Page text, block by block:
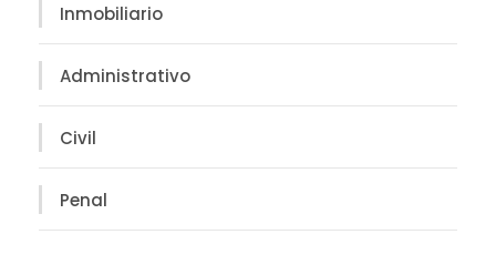
Inmobiliario
Administrativo
Civil
Penal